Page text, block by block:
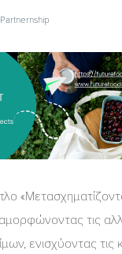
τις
ενισχύοντας τις